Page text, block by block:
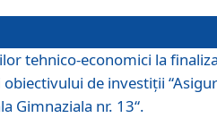
tehnico-economici la
de investiții
Gimnaziala nr. 13“.